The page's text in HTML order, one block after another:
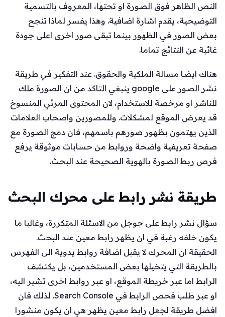
النص الظاهر فوق الصورة او تحتها، المعروف بالتسمية
التوضيحية، يقدم اشارة اضافية. وهذا يفسر لماذا تنجح
بعض الصور في الظهور بينما تبقى صور اخرى اعلى جودة
غائبة عن النتائج تماما.
هناك ايضا مسالة الملكية والحقوق. عند التفكير في طريقة
نشر الصور على google ينبغي التاكد من ان الصورة ملك
للناشر او مرخصة للاستخدام، لان المحتوى المرئي المنسوخ
قد يعرض الموقع لمشكلات. وللمصورين واصحاب العلامات
الذين يهتمون بظهور صورهم باسمهم، فان دمج الصورة مع
صفحة تعريفية واضحة وروابط من حسابات موثوقة يرفع
فرص ربط الصورة بالهوية الصحيحة عند البحث.
طريقة نشر رابط على محرك البحث
سؤال نشر رابط على جوجل من الاسئلة المتكررة، وغالبا ما
يكون خلفه رغبة في ان يظهر رابط معين عند البحث.
الحقيقة ان المحرك لا يقبل اضافة روابط يدوية الى الفهرس
بالطريقة التي يتخيلها بعض المستخدمين، بل يكتشف
الرابط اما عبر خريطة الموقع، او عبر روابط اخرى تشير اليه،
او عبر طلب فحص الرابط في Search Console. لذلك فان
افضل طريقة لجعل رابط معين يظهر هي ان يكون منشورا